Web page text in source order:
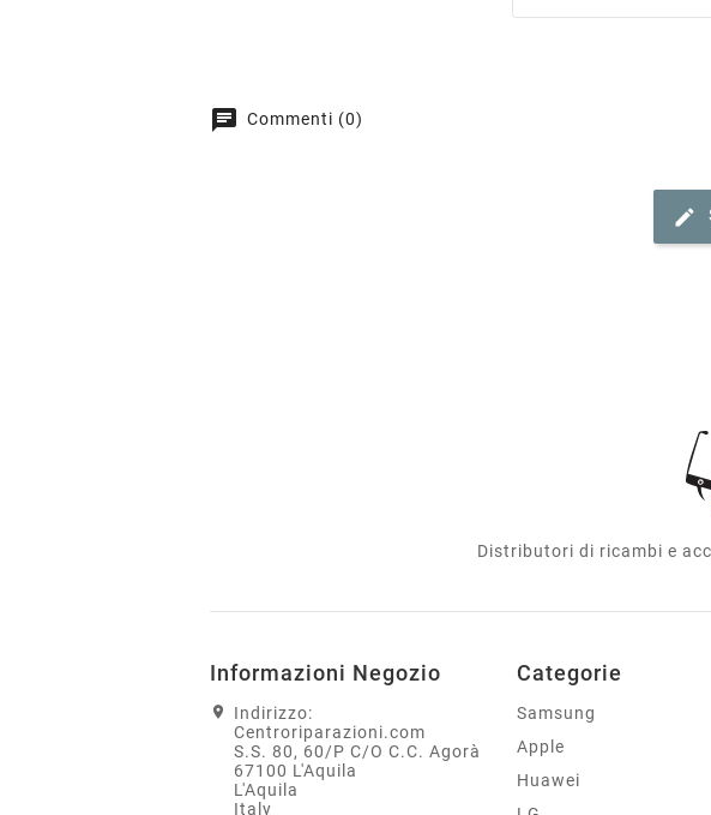
chat Commenti (0)
edit
Distributori di ricambi e
Informazioni Negozio
Indirizzo:
Centroriparazioni.com
S.S. 80, 60/P C/O C.C. Agorà
67100 L'Aquila
L'Aquila
Italy
Categorie
Samsung
Apple
Huawei